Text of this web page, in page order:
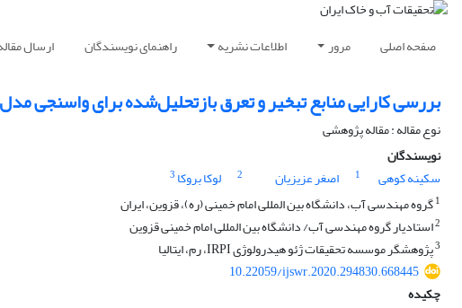
صفحه اصلی مرور اطلاعات نشریه راهنمای نویسندگان ارسال
بررسی کارایی منابع تبخیر و تعرق بازتحلیل‌شده برای واسنجی
نوع مقاله : مقاله پژوهشی
نویسندگان
سکینه کوهی
1 اصغر عزیزیان 2 لوکا بروکا 3
1گروه مهندسی آب، دانشگاه بین المللی امام خمینی (ره)، قزوین، ایران
2استادیار گروه مهندسی آب/ دانشگاه بین المللی امام خمینی قزوین
3پژوهشگر موسسه تحقیقات ژئو هیدرولوژی IRPI، رم، ایتالیا
10.22059/ijswr.2020.294830.668445
چکیده